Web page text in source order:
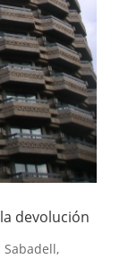
devolución
Sabadell,